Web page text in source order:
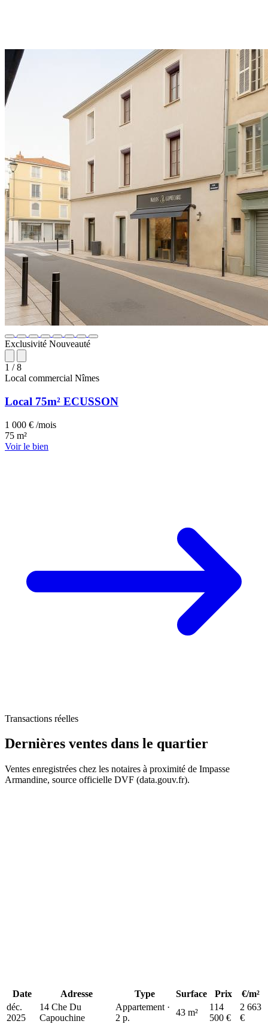
Exclusivité Nouveauté
1 / 8
Local commercial Nîmes
Local 75m² ECUSSON
1 000 € /mois
75 m²
Voir le bien
Transactions réelles
Dernières ventes dans le quartier
Ventes enregistrées chez les notaires à proximité de Impasse
Armandine, source officielle DVF (data.gouv.fr).
Date Adresse Type Surface Prix
€/m²
déc.
2025
14 Che Du
Capouchine
Appartement ·
2 p.
43 m²
114
500 €
2 663
€